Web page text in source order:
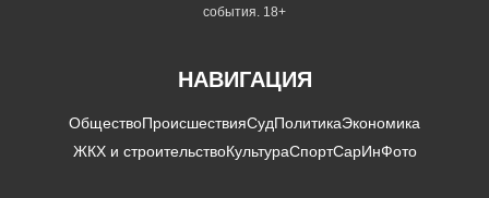
события. 18+
НАВИГАЦИЯ
ОбществоПроисшествияСудПолитикаЭкономика
ЖКХ и строительствоКультураСпортСарИнФото